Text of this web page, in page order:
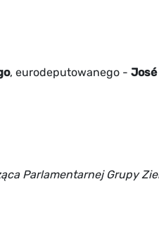
, eurodeputowanego - José
Parlamentarnej Grupy